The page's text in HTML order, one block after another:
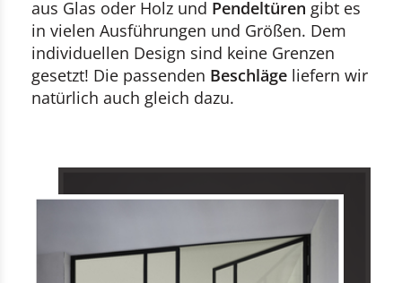
aus Glas oder Holz und Pendeltüren gibt es
in vielen Ausführungen und Größen. Dem
individuellen Design sind keine Grenzen
gesetzt! Die passenden Beschläge liefern wir
natürlich auch gleich dazu.